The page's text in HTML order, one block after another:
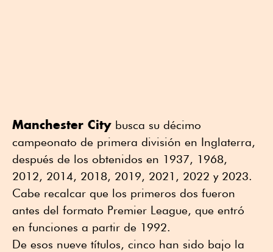
Manchester City busca su décimo
campeonato de primera división en Inglaterra,
después de los obtenidos en 1937, 1968,
2012, 2014, 2018, 2019, 2021, 2022 y 2023.
Cabe recalcar que los primeros dos fueron
antes del formato Premier League, que entró
en funciones a partir de 1992.
De esos nueve títulos, cinco han sido bajo la